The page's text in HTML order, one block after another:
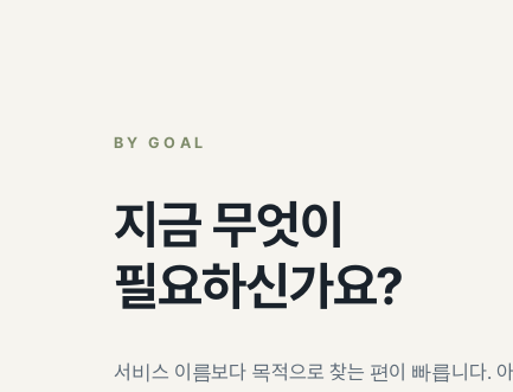
BY GOAL
지금 무엇이
필요하신가요?
서비스 이름보다 목적으로 찾는 편이 빠릅니다.